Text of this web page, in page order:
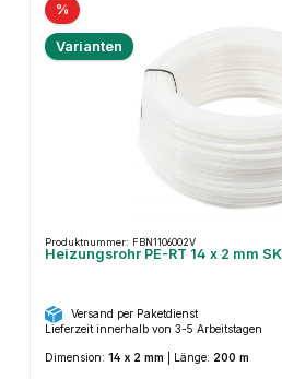
%
Varianten
Produktnummer: FBN1106002V
Heizungsrohr PE-RT 14 x 2 mm
Versand per Paketdienst
Lieferzeit innerhalb von 3-5 Arbeitstagen
Dimension: 14 x 2 mm Länge: 200 m